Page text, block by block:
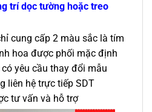
trí dọc tường hoặc treo
cung cấp 2 màu sắc là tím
hoa được phối mặc định
yêu cầu thay đổi mẫu
liên hệ trực tiếp SDT
tư vấn và hỗ trợ